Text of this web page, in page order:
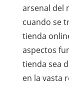
arsenal del
cuando se
tienda
aspectos
tienda sea
en la vasta